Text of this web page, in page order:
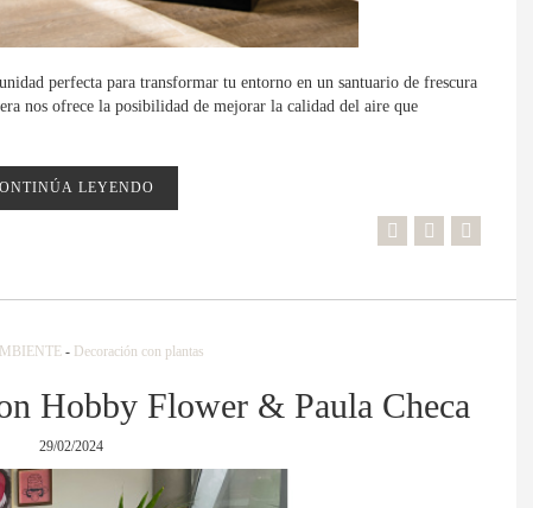
perfecta para transformar tu entorno en un santuario de frescura
nos ofrece la posibilidad de mejorar la calidad del aire que
LEYENDO
- Decoración con plantas
Hobby Flower & Paula Checa
29/02/2024